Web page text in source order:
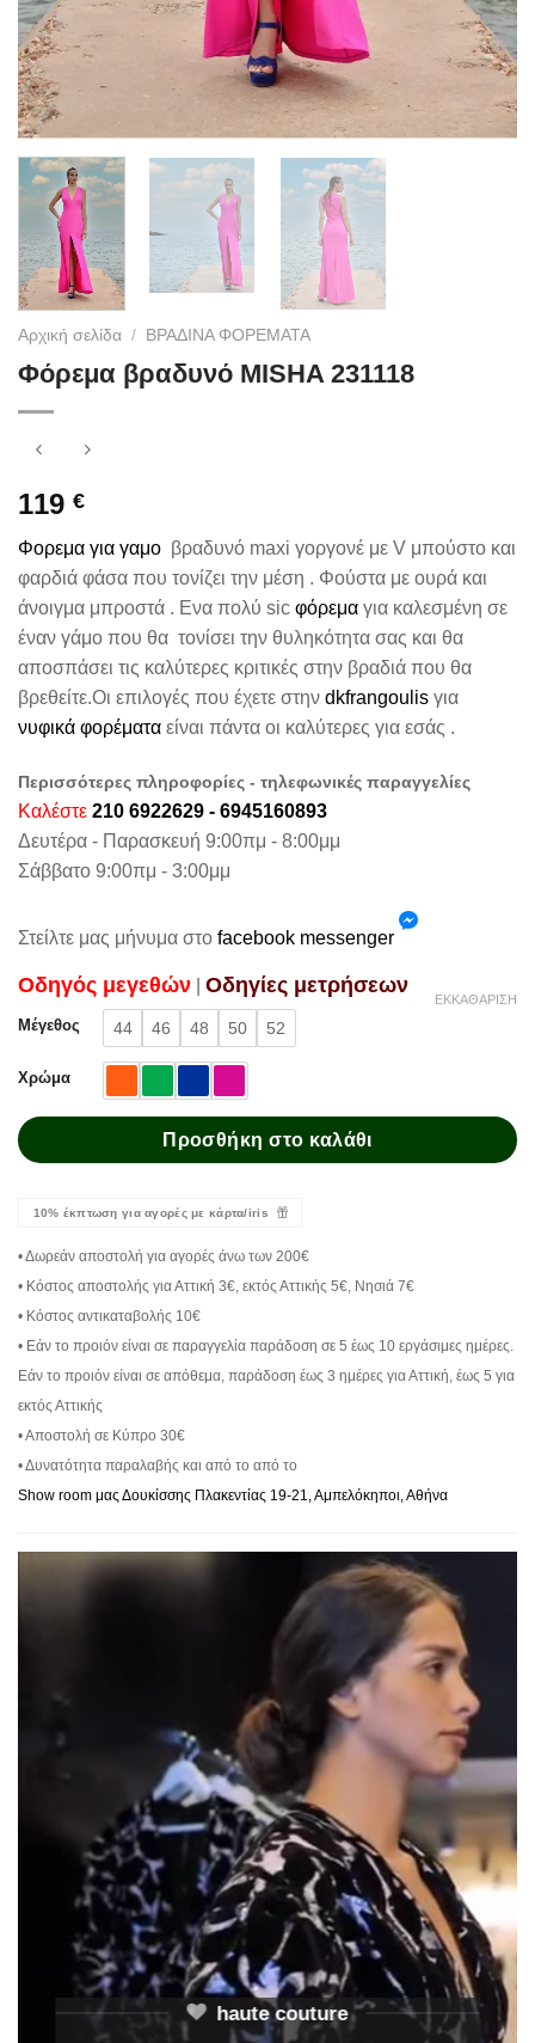
Αρχική σελίδα / ΒΡΑΔΙΝΑ ΦΟΡΕΜΑΤΑ
Φόρεμα βραδυνό MISHA 231118
119 €
Φορεμα για γαμο βραδυνό maxi γοργονέ με V μπούστο και
φαρδιά φάσα που τονίζει την μέση . Φούστα με ουρά και
άνοιγμα μπροστά . Ενα πολύ sic φόρεμα για καλεσμένη σε
έναν γάμο που θα τονίσει την θυληκότητα σας και θα
αποσπάσει τις καλύτερες κριτικές στην βραδιά που θα
βρεθείτε.Οι επιλογές που έχετε στην dkfrangoulis για
νυφικά φορέματα είναι πάντα οι καλύτερες για εσάς .
Περισσότερες πληροφορίες - τηλεφωνικές παραγγελίες
Καλέστε 210 6922629 - 6945160893
Δευτέρα - Παρασκευή 9:00πμ - 8:00μμ
Σάββατο 9:00πμ - 3:00μμ
Στείλτε μας μήνυμα στο facebook messenger
Oδηγός μεγεθών Oδηγίες μετρήσεων
Μέγεθος 44 46 48 50 52
Χρώμα
ΕΚΚΑΘΆΡΙΣΗ
Προσθήκη στο καλάθι
10% έκπτωση για αγορές με κάρτα/iris
• Δωρεάν αποστολή για αγορές άνω των 200€
• Κόστος αποστολής για Αττική 3€, εκτός Αττικής 5€, Νησιά 7€
• Κόστος αντικαταβολής 10€
• Εάν το προιόν είναι σε παραγγελία παράδοση σε 5 έως 10 εργάσιμες ημέρες.
Εάν το προιόν είναι σε απόθεμα, παράδοση έως 3 ημέρες για Αττική, έως 5 για
εκτός Αττικής
• Αποστολή σε Κύπρο 30€
• Δυνατότητα παραλαβής και από το από το
Show room μας Δουκίσσης Πλακεντίας 19-21, Αμπελόκηποι, Αθήνα
haute couture